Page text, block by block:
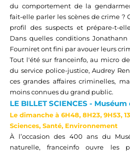
du comportement de la
fait-elle parler les scènes de crime ?
profil des suspects et prépare-t-
Dans quelles conditions
Fourniret ont fini par avouer leurs
Tout l'été sur franceinfo, au micro
du service police-justice, Audrey
ces grandes affaires criminelles,
moins connues du grand public.
LE BILLET SCIENCES - Muséum
Le dimanche à 6H48, 8H23, 9H53,
Sciences, Santé, Environnement
À l’occasion des 400 ans du
naturelle,franceinfo ouvre les